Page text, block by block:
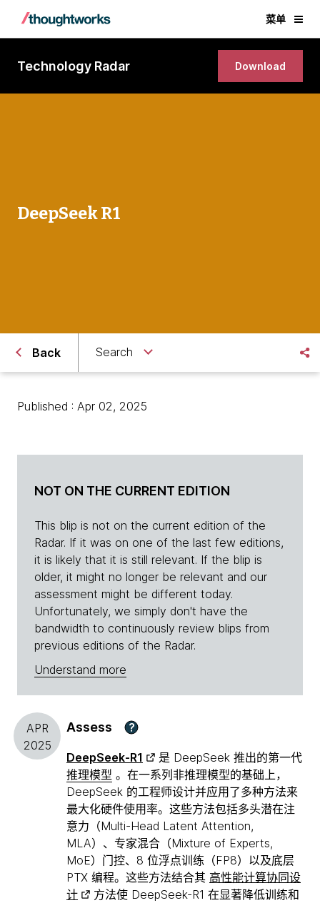
菜单
Technology Radar Download
DeepSeek R1
Back Search
Published : Apr 02, 2025
NOT ON THE CURRENT EDITION
This blip is not on the current edition of the
Radar. If it was on one of the last few editions,
it is likely that it is still relevant. If the blip is
older, it might no longer be relevant and our
assessment might be different today.
Unfortunately, we simply don't have the
bandwidth to continuously review blips from
previous editions of the Radar.
Understand more
APR
2025
Assess ?
DeepSeek-R1
是 DeepSeek 推出的第一代
推理模型 。在一系列非推理模型的基础上，
DeepSeek 的工程师设计并应用了多种方法来
最大化硬件使用率。这些方法包括多头潜在注
意力（Multi-Head Latent Attention,
MLA）、专家混合（Mixture of Experts,
MoE）门控、8 位浮点训练（FP8）以及底层
PTX 编程。这些方法结合其 高性能计算协同设
计
方法使 DeepSeek-R1 在显著降低训练和